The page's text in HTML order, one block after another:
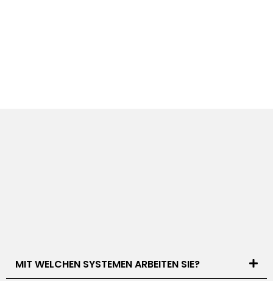
MIT WELCHEN SYSTEMEN ARBEITEN SIE?